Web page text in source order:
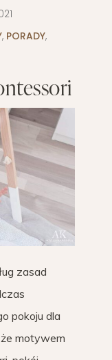
, PORADY,
zasad
pokoju dla
motywem